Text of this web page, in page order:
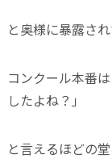
と奥様に暴露さ
コンクール本番
したよね？」
と言えるほどの